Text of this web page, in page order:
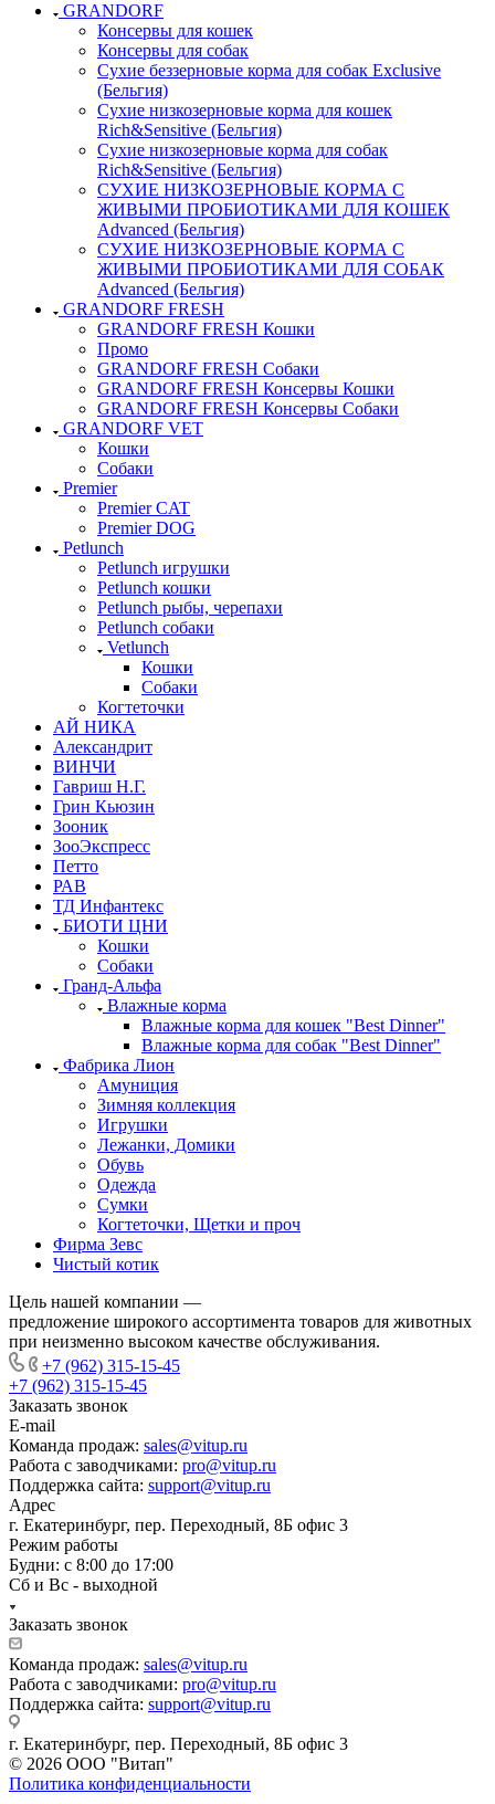
GRANDORF
Консервы для кошек
Консервы для собак
Сухие беззерновые корма для собак Exclusive
(Бельгия)
Сухие низкозерновые корма для кошек
Rich&Sensitive (Бельгия)
Сухие низкозерновые корма для собак
Rich&Sensitive (Бельгия)
СУХИЕ НИЗКОЗЕРНОВЫЕ КОРМА С
ЖИВЫМИ ПРОБИОТИКАМИ ДЛЯ КОШЕК
Advanced (Бельгия)
СУХИЕ НИЗКОЗЕРНОВЫЕ КОРМА С
ЖИВЫМИ ПРОБИОТИКАМИ ДЛЯ СОБАК
Advanced (Бельгия)
GRANDORF FRESH
GRANDORF FRESH Кошки
Промо
GRANDORF FRESH Собаки
GRANDORF FRESH Консервы Кошки
GRANDORF FRESH Консервы Собаки
GRANDORF VET
Кошки
Собаки
Premier
Premier CAT
Premier DOG
Petlunch
Petlunch игрушки
Petlunch кошки
Petlunch рыбы, черепахи
Petlunch собаки
Vetlunch
Кошки
Собаки
Когтеточки
АЙ НИКА
Александрит
ВИНЧИ
Гавриш Н.Г.
Грин Кьюзин
Зооник
ЗооЭкспресс
Петто
РАВ
ТД Инфантекс
БИОТИ ЦНИ
Кошки
Собаки
Гранд-Альфа
Влажные корма
Влажные корма для кошек "Best Dinner"
Влажные корма для собак "Best Dinner"
Фабрика Лион
Амуниция
Зимняя коллекция
Игрушки
Лежанки, Домики
Обувь
Одежда
Сумки
Когтеточки, Щетки и проч
Фирма Зевс
Чистый котик
Цель нашей компании —
предложение широкого ассортимента товаров для животных
при неизменно высоком качестве обслуживания.
+7 (962) 315-15-45
+7 (962) 315-15-45
Заказать звонок
E-mail
Команда продаж: sales@vitup.ru
Работа с заводчиками: pro@vitup.ru
Поддержка сайта: support@vitup.ru
Адрес
г. Екатеринбург, пер. Переходный, 8Б офис 3
Режим работы
Будни: с 8:00 до 17:00
Сб и Вс - выходной
Заказать звонок
Команда продаж: sales@vitup.ru
Работа с заводчиками: pro@vitup.ru
Поддержка сайта: support@vitup.ru
г. Екатеринбург, пер. Переходный, 8Б офис 3
© 2026 ООО "Витап"
Политика конфиденциальности